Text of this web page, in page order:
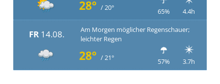
28° / 20° 65% 4.4h
FR 14.08.
Am Morgen möglicher Regenschauer;
leichter Regen
28° / 21° 57% 3.7h